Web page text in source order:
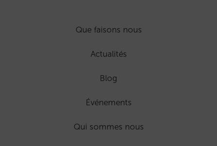
Que faisons nous
Actualités
Blog
Événements
Qui sommes nous